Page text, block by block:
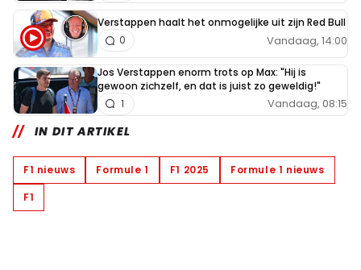
Verstappen haalt het onmogelijke uit zijn Red Bull
Vandaag, 14:00
0
Jos Verstappen enorm trots op Max: "Hij is
gewoon zichzelf, en dat is juist zo geweldig!"
Vandaag, 08:15
1
IN DIT ARTIKEL
F1 nieuws Formule 1 F1 2025
Formule 1 nieuws
F1